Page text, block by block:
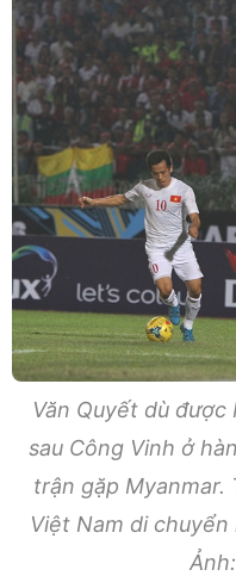
Văn Quyết dù được
sau Công Vinh ở
trận gặp Myanmar.
Việt Nam di